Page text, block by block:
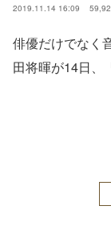
2019.11.14 16:09
俳優だけでなく
田将暉が14日、